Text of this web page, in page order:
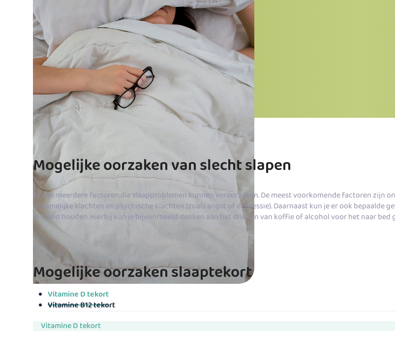
Mogelijke oorzaken van slecht slapen
Er zijn meerdere factoren die slaapproblemen kunnen veroorzaken. De meest voorkomende factoren zijn
lichamelijke klachten en psychische klachten (zoals angst of depressie). Daarnaast kun je er ook bepaalde
in stand houden. Hierbij kun je bijvoorbeeld denken aan het drinken van koffie of alcohol voor het naar
Mogelijke oorzaken slaaptekort
Vitamine D tekort
Vitamine B12 tekort
Vitamine D tekort